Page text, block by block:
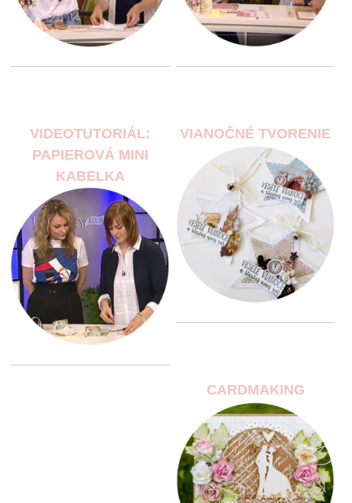
VIDEOTUTORIÁL:
PAPIEROVÁ MINI
KABELKA
VIANOČNÉ TVORENIE
CARDMAKING